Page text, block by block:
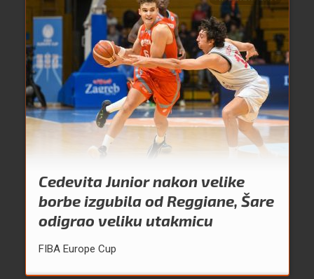
Cedevita Junior nakon velike
borbe izgubila od Reggiane, Šare
odigrao veliku utakmicu
FIBA Europe Cup